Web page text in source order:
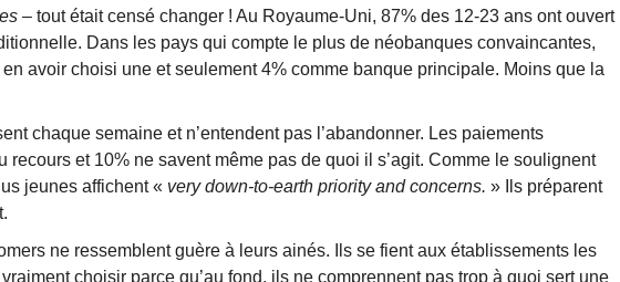
– tout était censé changer ! Au Royaume-Uni, 87% des 12-23 ans ont ouvert
Dans les pays qui compte le plus de néobanques convaincantes,
avoir choisi une et seulement 4% comme banque principale. Moins que la
chaque semaine et n’entendent pas l’abandonner. Les paiements
recours et 10% ne savent même pas de quoi il s’agit. Comme le soulignent
jeunes affichent « very down-to-earth priority and concerns. » Ils préparent
ne ressemblent guère à leurs ainés. Ils se fient aux établissements les
choisir parce qu’au fond, ils ne comprennent pas trop à quoi sert une